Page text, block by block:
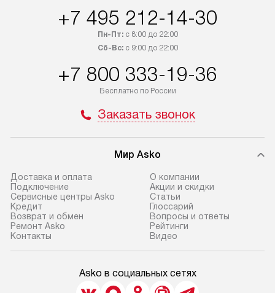
+7 495 212-14-30
Пн-Пт:с 8:00 до 22:00
Сб-Вс:с 9:00 до 22:00
+7 800 333-19-36
Бесплатно по России
Заказать звонок
Мир Asko
Доставка и оплата
Подключение
Сервисные центры Asko
Кредит
Возврат и обмен
Ремонт Asko
Контакты
О компании
Акции и скидки
Статьи
Глоссарий
Вопросы и ответы
Рейтинги
Видео
Asko в социальных сетях